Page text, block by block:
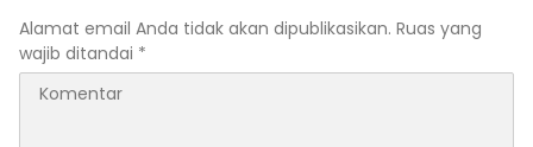
Alamat email Anda tidak akan dipublikasikan. Ruas yang
wajib ditandai *